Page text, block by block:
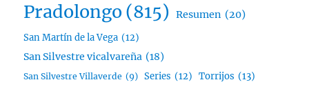
Pradolongo(815) Resumen (20)
San Martín de la Vega (12)
San Silvestre vicalvareña (18)
San Silvestre Villaverde (9) Series (12) Torrijos (13)